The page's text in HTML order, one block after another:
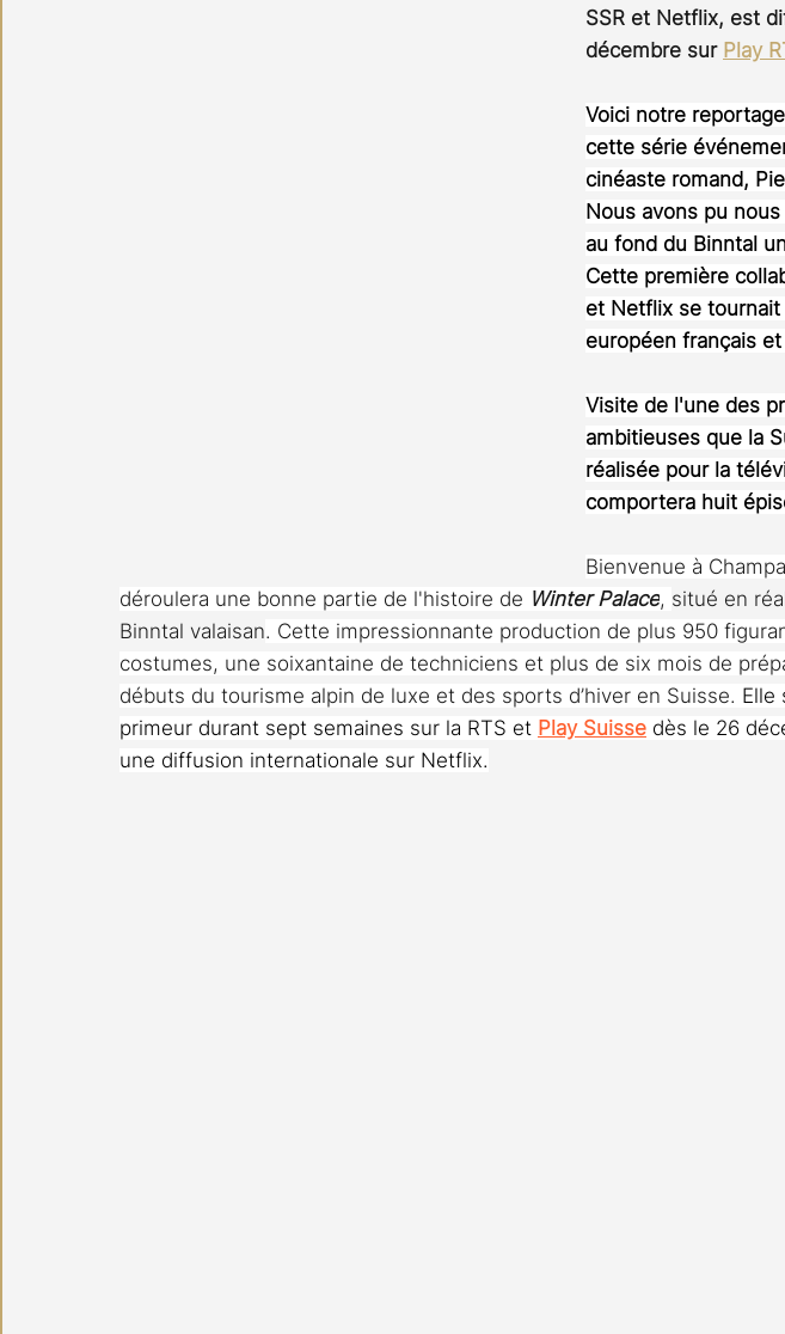
SSR et Netflix, est
décembre sur Play
Voici notre
cette série
cinéaste romand,
Nous avons pu
au fond du Binntal
Cette première
et Netflix se
européen français
Visite de l'une des
ambitieuses que la
réalisée pour la
comportera huit
Bienvenue à
déroulera une bonne partie de l'histoire de Winter Palace, situé en
Binntal valaisan. Cette impressionnante production de plus 950
costumes, une soixantaine de techniciens et plus de six mois de
débuts du tourisme alpin de luxe et des sports d’hiver en Suisse. Elle
primeur durant sept semaines sur la RTS et Play Suisse dès le 26
une diffusion internationale sur Netflix.